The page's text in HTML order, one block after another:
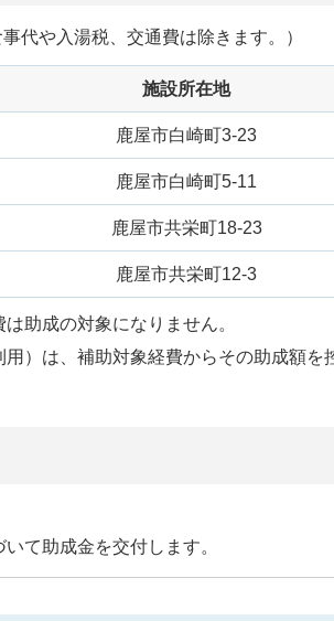
代や入湯税、交通費は除きます。）
施設所在地
鹿屋市白崎町3-23
鹿屋市白崎町5-11
鹿屋市共栄町18-23
鹿屋市共栄町12-3
助成の対象になりません。
）は、補助対象経費からその助成額を
て助成金を交付します。